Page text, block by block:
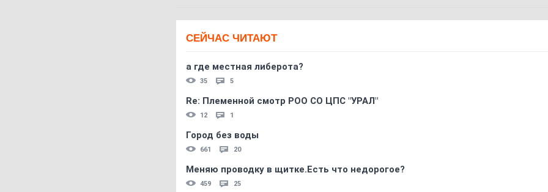
СЕЙЧАС ЧИТАЮТ
а где местная либерота?
35 5
Re: Племеннoй смoтр РOO CO ЦПС "УРАЛ"
12 1
Город без воды
661 20
Меняю проводку в щитке.Есть что недорогое?
459 25